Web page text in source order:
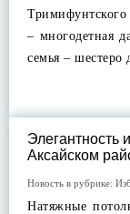
– многодетная
семья –
Элегантность
Аксайском
Новость в рубрике:
Натяжные